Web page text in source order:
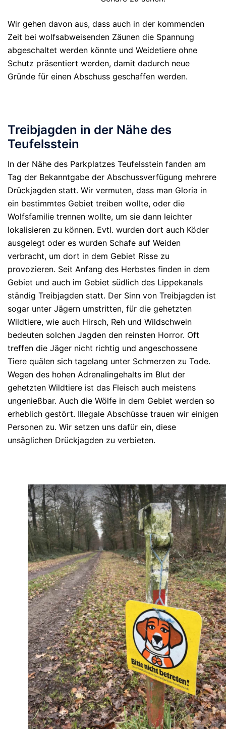
Wir gehen davon aus, dass auch in der kommenden
Zeit bei wolfsabweisenden Zäunen die Spannung
abgeschaltet werden könnte und Weidetiere ohne
Schutz präsentiert werden, damit dadurch neue
Gründe für einen Abschuss geschaffen werden.
Treibjagden in der Nähe des
Teufelsstein
In der Nähe des Parkplatzes Teufelsstein fanden am
Tag der Bekanntgabe der Abschussverfügung mehrere
Drückjagden statt. Wir vermuten, dass man Gloria in
ein bestimmtes Gebiet treiben wollte, oder die
Wolfsfamilie trennen wollte, um sie dann leichter
lokalisieren zu können. Evtl. wurden dort auch Köder
ausgelegt oder es wurden Schafe auf Weiden
verbracht, um dort in dem Gebiet Risse zu
provozieren. Seit Anfang des Herbstes finden in dem
Gebiet und auch im Gebiet südlich des Lippekanals
ständig Treibjagden statt. Der Sinn von Treibjagden ist
sogar unter Jägern umstritten, für die gehetzten
Wildtiere, wie auch Hirsch, Reh und Wildschwein
bedeuten solchen Jagden den reinsten Horror. Oft
treffen die Jäger nicht richtig und angeschossene
Tiere quälen sich tagelang unter Schmerzen zu Tode.
Wegen des hohen Adrenalingehalts im Blut der
gehetzten Wildtiere ist das Fleisch auch meistens
ungenießbar. Auch die Wölfe in dem Gebiet werden so
erheblich gestört. Illegale Abschüsse trauen wir einigen
Personen zu. Wir setzen uns dafür ein, diese
unsäglichen Drückjagden zu verbieten.